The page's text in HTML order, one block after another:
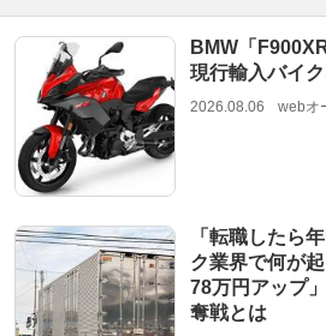
BMW「
現行輸入バイク
2026.08.06 webオ
「転職したら
ク業界で何が
78万円アップ
奪戦とは